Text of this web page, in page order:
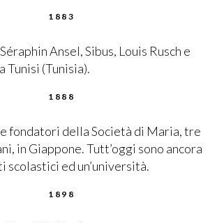
1883
Ansel, Sibus, Louis Rusch e
Tunisi (Tunisia).
1888
fondatori della Società di Maria, tre
in Giappone. Tutt’oggi sono ancora
ed un’università.
1898